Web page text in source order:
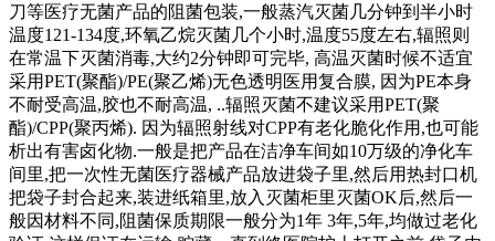
刀等医疗无菌产品的阻菌包装,一般蒸汽灭菌几分钟到半小时
温度121-134度,环氧乙烷灭菌几个小时,温度55度左右,辐照则
在常温下灭菌消毒,大约2分钟即可完毕, 高温灭菌时候不适宜
采用PET(聚酯)/PE(聚乙烯)无色透明医用复合膜, 因为PE本身
不耐受高温,胶也不耐高温, ..辐照灭菌不建议采用PET(聚
酯)/CPP(聚丙烯). 因为辐照射线对CPP有老化脆化作用,也可能
析出有害卤化物.一般是把产品在洁净车间如10万级的净化车
间里,把一次性无菌医疗器械产品放进袋子里,然后用热封口机
把袋子封合起来,装进纸箱里,放入灭菌柜里灭菌OK后,然后一
般因材料不同,阻菌保质期限一般分为1年 3年,5年,均做过老化